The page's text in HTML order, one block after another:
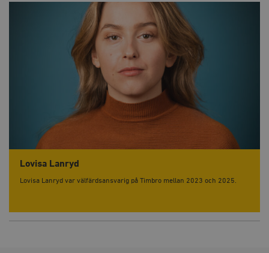
Lovisa Lanryd
Lovisa Lanryd var välfärdsansvarig på Timbro mellan 2023 och 2025.